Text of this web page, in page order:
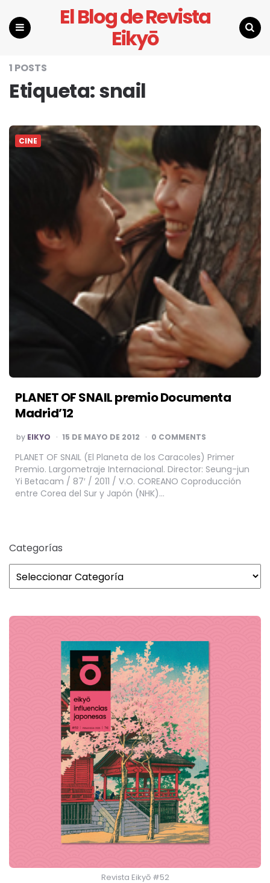
El Blog de Revista
Eikyō
1 POSTS
Etiqueta:snail
CINE
PLANET OF SNAIL premio Documenta
Madrid’12
POSTED
BY
by EIKYO 15 DE MAYO DE 2012 0 COMMENTS
PLANET OF SNAIL (El Planeta de los Caracoles) Primer
Premio. Largometraje Internacional. Director: Seung-jun
Yi Betacam / 87′ / 2011 / V.O. COREANO Coproducción
entre Corea del Sur y Japón (NHK)…
Categorías
Revista Eikyō #52